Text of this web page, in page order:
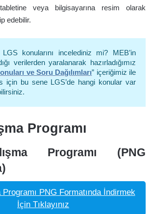
veya bilgisayarına resim olarak
edebilir.
konularını incelediniz mi? MEB’in
verilerden yaralanarak hazırladığımız
ve Soru Dağılımları” içeriğimiz ile
için bu sene LGS’de hangi konular var
Programı
Programı (PNG
Programı PNG Formatında İndirmek
İçin Tıklayınız